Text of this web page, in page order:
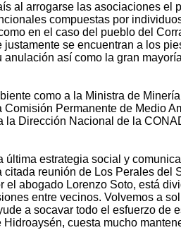
al arrogarse las asociaciones el
compuestas por
en el caso del pueblo del
se encuentran a los
así como la gran
como a la Ministra de
Permanente de Medio
la Dirección Nacional de la
última estrategia social y
reunión de Los Perales del
abogado Lorenzo Soto, está
entre vecinos. Volvemos a
a socavar todo el esfuerzo de
cuesta mucho